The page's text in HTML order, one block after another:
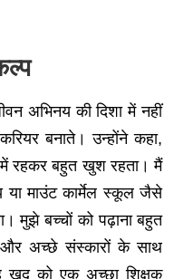
अभिनय की दिशा में नहीं
बनाते। उन्होंने कहा,
में रहकर बहुत खुश रहता। मैं
या माउंट कार्मेल स्कूल जैसे
मुझे बच्चों को पढ़ाना बहुत
और अच्छे संस्कारों के साथ
खुद को एक अच्छा शिक्षक